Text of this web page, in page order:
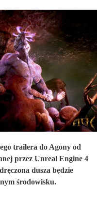
trailera do Agony od
przez Unreal Engine 4
dusza będzie
środowisku.